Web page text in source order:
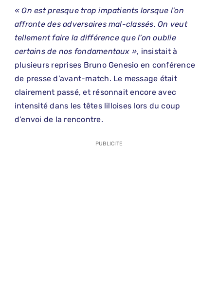
« On est presque trop impatients lorsque l’on
affronte des adversaires mal-classés. On veut
tellement faire la différence que l’on oublie
certains de nos fondamentaux », insistait à
plusieurs reprises Bruno Genesio en conférence
de presse d’avant-match. Le message était
clairement passé, et résonnait encore avec
intensité dans les têtes lilloises lors du coup
d’envoi de la rencontre.
PUBLICITE